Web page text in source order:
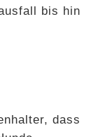
bis hin
dass